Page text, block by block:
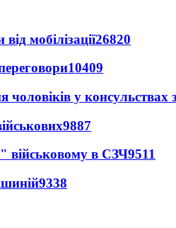
мобілізації26820
10409
чоловіків у консульствах
9887
в СЗЧ9511
9338